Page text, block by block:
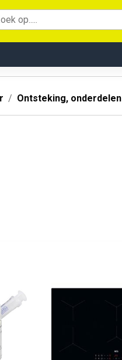
Ontsteking, onderdelen